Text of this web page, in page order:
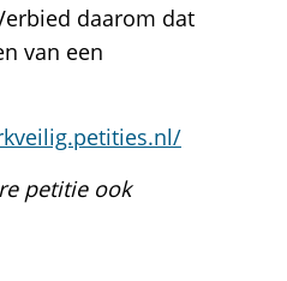
daarom dat
van een
petitie ook